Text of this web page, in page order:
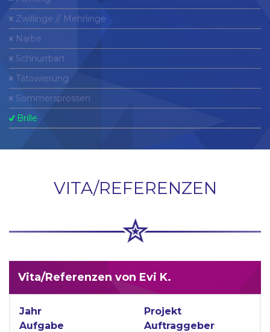
Zwillinge // Mehrlinge
Narbe
Schnurrbart
Tätowierung
Sommersprossen
Brille
VITA/REFERENZEN
Vita/Referenzen von Evi K.
Jahr
Projekt
Aufgabe
Auftraggeber